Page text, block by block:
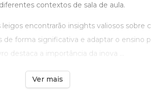
contextos de sala de aula.
encontrarão insights valiosos sobre
de forma significativa e adaptar o ensino
destaca a importância da inova ...
Ver mais